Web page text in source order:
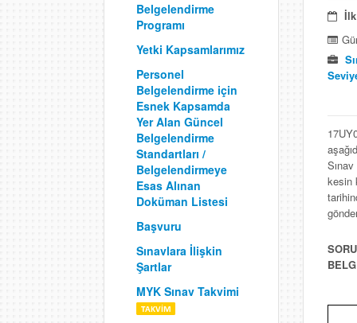
Belgelendirme
Programı
Yetki Kapsamlarımız
Personel
Belgelendirme için
Esnek Kapsamda
Yer Alan Güncel
Belgelendirme
Standartları /
Belgelendirmeye
Esas Alınan
Doküman Listesi
Başvuru
Sınavlara İlişkin
Şartlar
MYK Sınav Takvimi
kesin